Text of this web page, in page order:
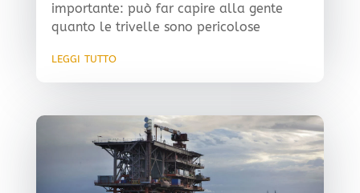
importante: può far capire alla gente
quanto le trivelle sono pericolose​
leggi tutto